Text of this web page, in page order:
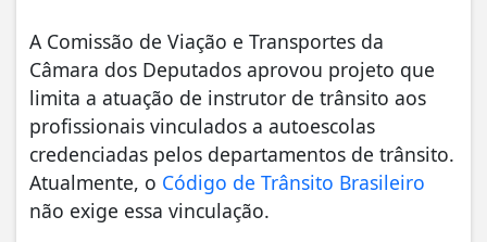
A Comissão de Viação e Transportes da
Câmara dos Deputados aprovou projeto que
limita a atuação de instrutor de trânsito aos
profissionais vinculados a autoescolas
credenciadas pelos departamentos de trânsito.
Atualmente, o Código de Trânsito Brasileiro
não exige essa vinculação.